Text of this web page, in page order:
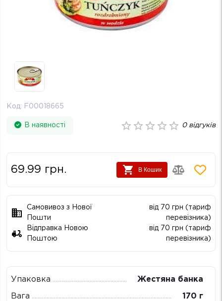
Код: F00018665
В наявності 0відгуків
69.99 грн. В Кошик
Самовивоз з Нової
Пошти
від 70 грн (тариф
перевізника)
Відправка Новою
Поштою
від 70 грн (тариф
перевізника)
Упаковка Жестяна банка
Вага 170 г